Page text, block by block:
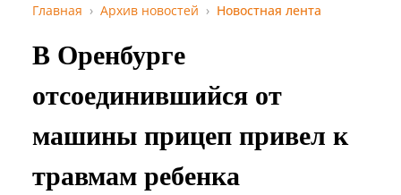
Главная Архив новостей Новостная лента
В Оренбурге
отсоединившийся от
машины прицеп привел к
травмам ребенка